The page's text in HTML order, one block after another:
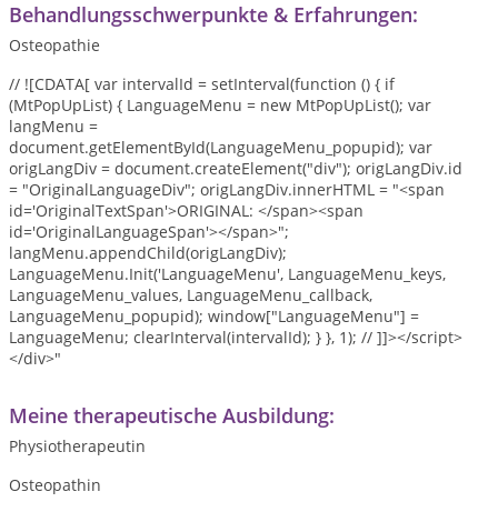
Behandlungsschwerpunkte & Erfahrungen:
Osteopathie
// ![CDATA[ var intervalId = setInterval(function () { if
(MtPopUpList) { LanguageMenu = new MtPopUpList(); var
langMenu =
document.getElementById(LanguageMenu_popupid); var
origLangDiv = document.createElement("div"); origLangDiv.id
= "OriginalLanguageDiv"; origLangDiv.innerHTML = "<span
id='OriginalTextSpan'>ORIGINAL: </span><span
id='OriginalLanguageSpan'></span>";
langMenu.appendChild(origLangDiv);
LanguageMenu.Init('LanguageMenu', LanguageMenu_keys,
LanguageMenu_values, LanguageMenu_callback,
LanguageMenu_popupid); window["LanguageMenu"] =
LanguageMenu; clearInterval(intervalId); } }, 1); // ]]></script>
</div>"
Meine therapeutische Ausbildung:
Physiotherapeutin
Osteopathin